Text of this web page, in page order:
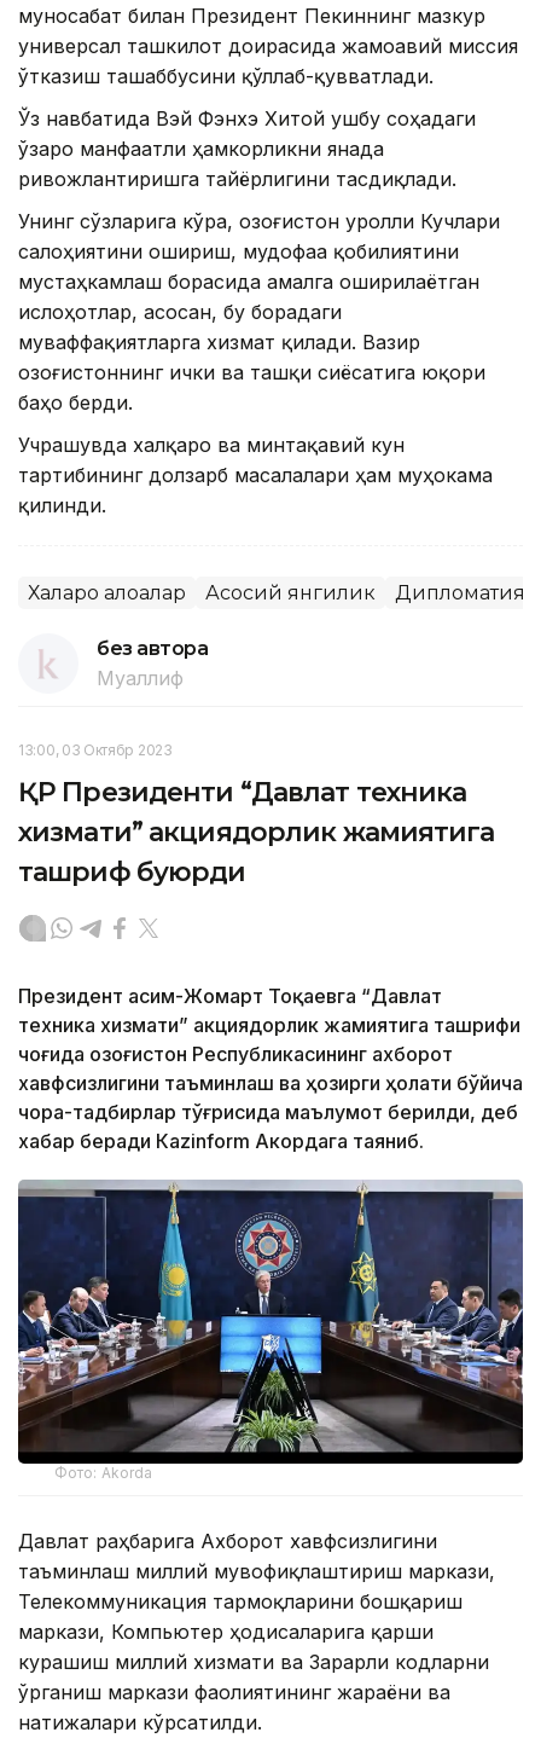
муносабат билан Президент Пекиннинг мазкур
универсал ташкилот доирасида жамоавий миссия
ўтказиш ташаббусини қўллаб-қувватлади.
Ўз навбатида Вэй Фэнхэ Хитой ушбу соҳадаги
ўзаро манфаатли ҳамкорликни янада
ривожлантиришга тайёрлигини тасдиқлади.
Унинг сўзларига кўра, Қозоғистон Қуролли Кучлари
салоҳиятини ошириш, мудофаа қобилиятини
мустаҳкамлаш борасида амалга оширилаётган
ислоҳотлар, асосан, бу борадаги
муваффақиятларга хизмат қилади. Вазир
Қозоғистоннинг ички ва ташқи сиёсатига юқори
баҳо берди.
Учрашувда халқаро ва минтақавий кун
тартибининг долзарб масалалари ҳам муҳокама
қилинди.
Халқаро алоқалар Асосий янгилик Дипломатия
без автора
Муаллиф
13:00, 03 Октябр 2023
ҚР Президенти “Давлат техника
хизмати” акциядорлик жамиятига
ташриф буюрди
Президент Қасим-Жомарт Тоқаевга “Давлат
техника хизмати” акциядорлик жамиятига ташрифи
чоғида Қозоғистон Республикасининг ахборот
хавфсизлигини таъминлаш ва ҳозирги ҳолати бўйича
чора-тадбирлар тўғрисида маълумот берилди, деб
хабар беради Каzinform Акордага таяниб.
Фото: Akorda
Давлат раҳбарига Ахборот хавфсизлигини
таъминлаш миллий мувофиқлаштириш маркази,
Телекоммуникация тармоқларини бошқариш
маркази, Компьютер ҳодисаларига қарши
курашиш миллий хизмати ва Зарарли кодларни
ўрганиш маркази фаолиятининг жараёни ва
натижалари кўрсатилди.